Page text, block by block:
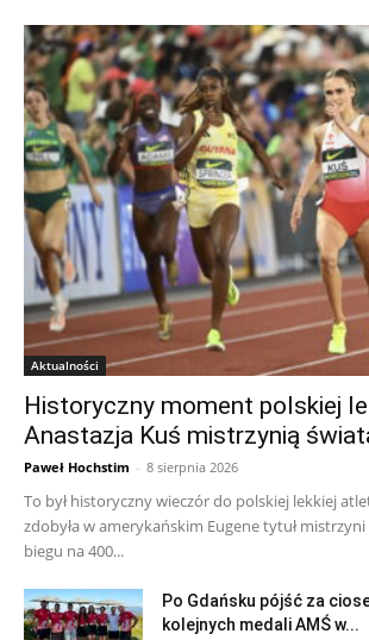
Aktualności
Historyczny moment polskiej
Anastazja Kuś mistrzynią
Paweł Hochstim - 8 sierpnia 2026
To był historyczny wieczór do polskiej lekkiej
zdobyła w amerykańskim Eugene tytuł
biegu na 400...
Po Gdańsku pójść za
kolejnych medali AMŚ w...